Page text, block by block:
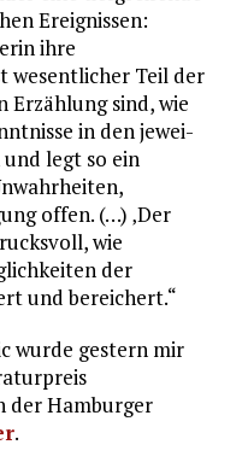
Ereignissen:
ihre
wesentlicher Teil der
Erzählung sind, wie
in den jewei­
legt so ein
offen. (…) ‚Der
wie
der
und bereichert.“
wurde gestern mir
der Hamburger
.